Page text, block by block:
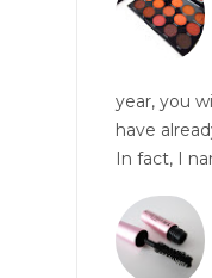
year, you
have
In fact, I